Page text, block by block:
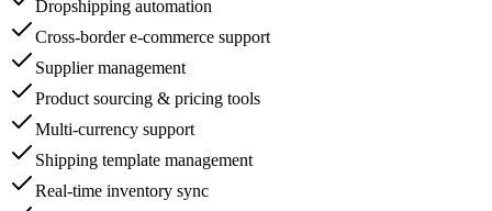
Dropshipping automation
Cross-border e-commerce support
Supplier management
Product sourcing & pricing tools
Multi-currency support
Shipping template management
Real-time inventory sync